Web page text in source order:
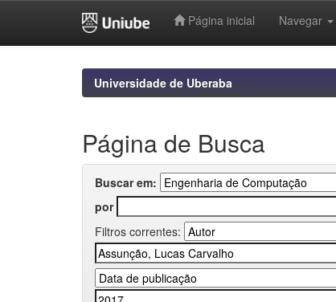
Página inicial Navegar
Universidade de Uberaba
Página de Busca
Buscar em:
por
Filtros correntes: